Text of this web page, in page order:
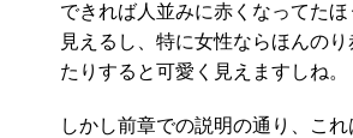
できれば人並みに赤くなってたほ
見えるし、特に女性ならほんの
たりすると可愛く見えますしね。
しかし前章での説明の通り、こ